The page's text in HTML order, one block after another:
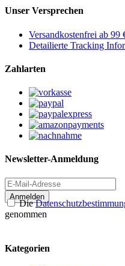
Unser Versprechen
Versandkostenfrei ab 99
Detailierte Tracking
Zahlarten
Newsletter-Anmeldung
Anmelden
Die
genommen
Kategorien